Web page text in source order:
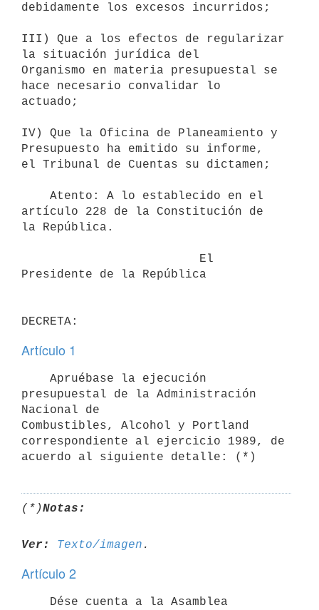
debidamente los excesos incurridos;
III) Que a los efectos de regularizar
la situación jurídica del
Organismo en materia presupuestal se
hace necesario convalidar lo
actuado;
IV) Que la Oficina de Planeamiento y
Presupuesto ha emitido su informe,
el Tribunal de Cuentas su dictamen;
artículo 228 de la Constitución de
la República.
Presidente de la República
Artículo 1
presupuestal de la Administración
Nacional de
Combustibles, Alcohol y Portland
correspondiente al ejercicio 1989, de
(*)Notas:
Ver: Texto/imagen
Artículo 2